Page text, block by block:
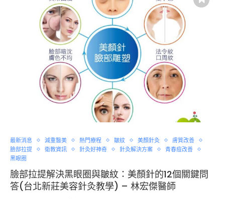
最新消息 減重醫美 熱門療程 皺紋 美顏針灸
膚質改善
臉部拉提
衛教資訊 針灸好神奇 針灸解決方案
青春痘改善
黑眼圈
臉部拉提解決黑眼圈與皺紋：美顏針的12個關鍵問
答(台北新莊美容針灸教學) – 林宏傑醫師